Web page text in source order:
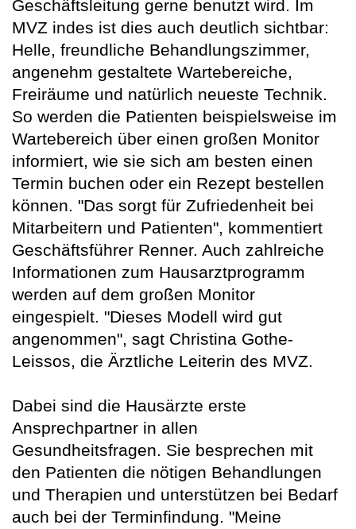
Geschäftsleitung gerne benutzt wird. Im
MVZ indes ist dies auch deutlich sichtbar:
Helle, freundliche Behandlungszimmer,
angenehm gestaltete Wartebereiche,
Freiräume und natürlich neueste Technik.
So werden die Patienten beispielsweise im
Wartebereich über einen großen Monitor
informiert, wie sie sich am besten einen
Termin buchen oder ein Rezept bestellen
können. "Das sorgt für Zufriedenheit bei
Mitarbeitern und Patienten", kommentiert
Geschäftsführer Renner. Auch zahlreiche
Informationen zum Hausarztprogramm
werden auf dem großen Monitor
eingespielt. "Dieses Modell wird gut
angenommen", sagt Christina Gothe-
Leissos, die Ärztliche Leiterin des MVZ.
Dabei sind die Hausärzte erste
Ansprechpartner in allen
Gesundheitsfragen. Sie besprechen mit
den Patienten die nötigen Behandlungen
und Therapien und unterstützen bei Bedarf
auch bei der Terminfindung. "Meine